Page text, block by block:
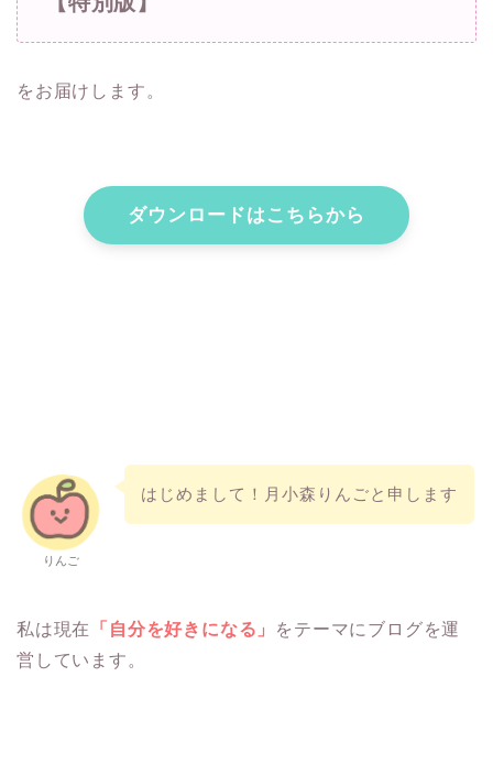
をお届けします。
ダウンロードはこちらから
りんご
はじめまして！月小森りんごと申します
私は現在 「自分を好きになる」
をテーマにブログを運
営しています。